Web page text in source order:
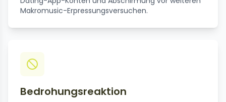
Makromusic-Erpressungsversuchen.
Bedrohungsreaktion